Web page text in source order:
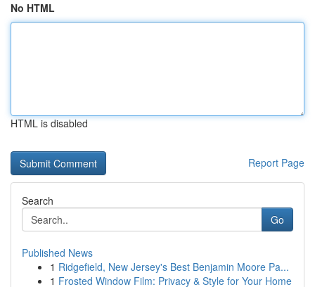
No HTML
HTML is disabled
Report Page
Search
Go
Published News
1 Ridgefield, New Jersey's Best Benjamin Moore Pa...
1 Frosted Window Film: Privacy & Style for Your Home